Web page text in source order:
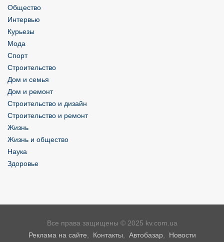
Общество
Интервью
Курьезы
Мода
Спорт
Строительство
Дом и семья
Дом и ремонт
Строительство и дизайн
Строительство и ремонт
Жизнь
Жизнь и общество
Наука
Здоровье
Все права защищены © 2025 kv.com.ua
Реклама на сайте
Контакты Автобазар Новости